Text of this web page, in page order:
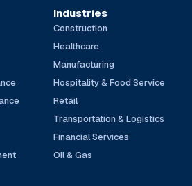
Industries
Construction
Healthcare
Manufacturing
Hospitality & Food Service
Retail
Transportation & Logistics
Financial Services
Oil & Gas